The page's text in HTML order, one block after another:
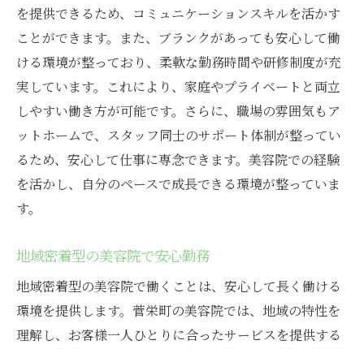
を提供できるため、コミュニケーションスキルを活かす
ことができます。また、ブランクがあっても安心して働
ける環境が整っており、柔軟な勤務時間や研修制度が充
実しています。これにより、家庭やプライベートと両立
しやすい働き方が可能です。さらに、職場の雰囲気もア
ットホームで、スタッフ同士のサポート体制が整ってい
るため、安心して仕事に専念できます。美容院での経験
を活かし、自分のペースで成長できる環境が整っていま
す。
地域密着型の美容院で安心勤務
地域密着型の美容院で働くことは、安心して長く働ける
環境を提供します。菅栄町の美容院では、地域の特性を
理解し、お客様一人ひとりに合ったサービスを提供する